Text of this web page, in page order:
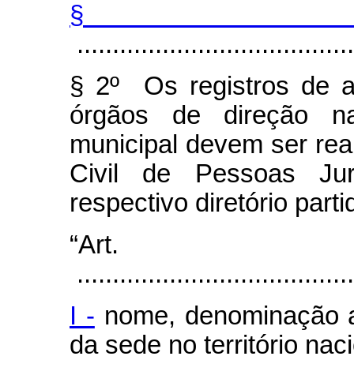
§
§ 2º Os registros de
órgãos de direção
municipal devem ser
Civil de Pessoas
respectivo diretório
I - nome, denominação
da sede no território